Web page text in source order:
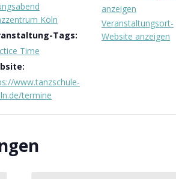
Köln
Tags:
Time
www.tanzschule-
termine
anzeigen
Veranstaltungsort-
Website anzeigen